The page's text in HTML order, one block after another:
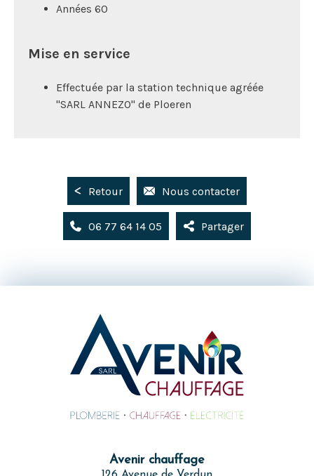
Années 60
Mise en service
Effectuée par la station technique agréée
"SARL ANNEZO" de Ploeren
Retour Nous contacter
06 77 64 14 05 Partager
Avenir chauffage